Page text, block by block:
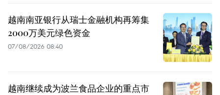
越南南亚银行从瑞士金融机构再筹集
2000万美元绿色资金
07/08/2026 08:40
越南继续成为波兰食品企业的重点市